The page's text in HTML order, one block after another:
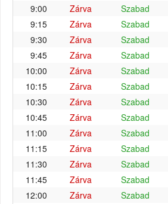
9:00
Zárva Szabad
9:15
Zárva Szabad
9:30
Zárva Szabad
9:45
Zárva Szabad
10:00
Zárva Szabad
10:15
Zárva Szabad
10:30
Zárva Szabad
10:45
Zárva Szabad
11:00
Zárva Szabad
11:15
Zárva Szabad
11:30
Zárva Szabad
11:45
Zárva Szabad
12:00
Zárva Szabad